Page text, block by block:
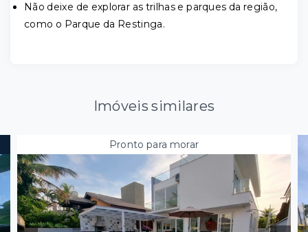
Não deixe de explorar as trilhas e parques da região,
como o Parque da Restinga.
Imóveis similares
Pronto para morar